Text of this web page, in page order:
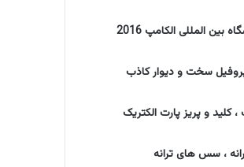
بین المللی الکامپ 2016
سخت و دیوار کاذب
کلید و پریز پارت الکتریک
، سس های ترانه